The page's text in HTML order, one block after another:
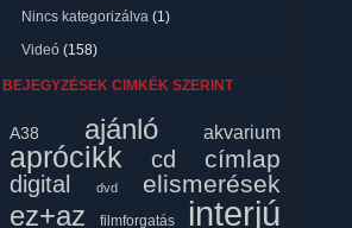
Nincs kategorizálva (1)
Videó (158)
BEJEGYZÉSEK CIMKÉK SZERINT
A38 ajánló akvarium
aprócikk cd címlap
digital dvd elismerések
ez+az filmforgatás interjú